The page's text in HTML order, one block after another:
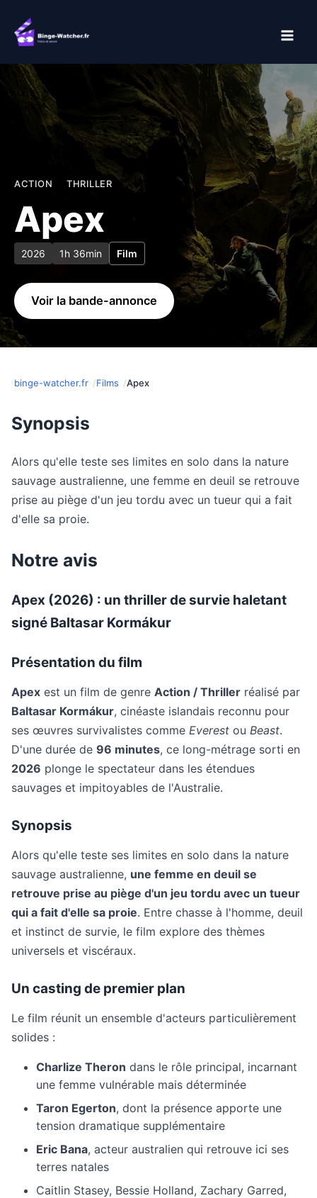
contenu
ACTION THRILLER
Apex
2026 1h 36min Film
Voir la bande-annonce
binge-watcher.fr Films Apex
Synopsis
Alors qu'elle teste ses limites en solo dans la nature
sauvage australienne, une femme en deuil se retrouve
prise au piège d'un jeu tordu avec un tueur qui a fait
d'elle sa proie.
Notre avis
Apex (2026) : un thriller de survie haletant
signé Baltasar Kormákur
Présentation du film
Apex est un film de genre Action / Thriller réalisé par
Baltasar Kormákur, cinéaste islandais reconnu pour
ses œuvres survivalistes comme Everest ou Beast.
D'une durée de 96 minutes, ce long-métrage sorti en
2026 plonge le spectateur dans les étendues
sauvages et impitoyables de l'Australie.
Synopsis
Alors qu'elle teste ses limites en solo dans la nature
sauvage australienne, une femme en deuil se
retrouve prise au piège d'un jeu tordu avec un tueur
qui a fait d'elle sa proie. Entre chasse à l'homme, deuil
et instinct de survie, le film explore des thèmes
universels et viscéraux.
Un casting de premier plan
Le film réunit un ensemble d'acteurs particulièrement
solides :
Charlize Theron dans le rôle principal, incarnant
une femme vulnérable mais déterminée
Taron Egerton, dont la présence apporte une
tension dramatique supplémentaire
Eric Bana, acteur australien qui retrouve ici ses
terres natales
Caitlin Stasey, Bessie Holland, Zachary Garred,